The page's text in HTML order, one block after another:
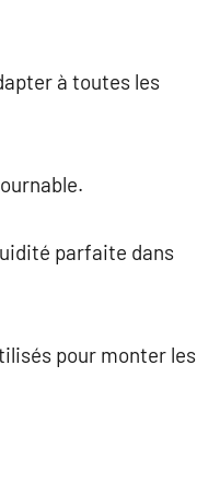
à toutes les
parfaite dans
pour monter les